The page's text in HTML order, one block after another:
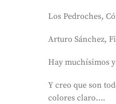
Los Pedroches,
Arturo Sánchez,
Hay muchísimos
Y creo que son
colores claro….